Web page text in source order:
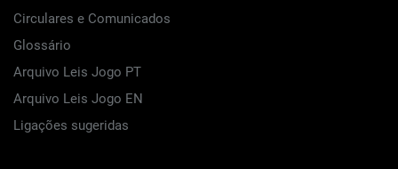
Circulares e Comunicados
Glossário
Arquivo Leis Jogo PT
Arquivo Leis Jogo EN
Ligações sugeridas